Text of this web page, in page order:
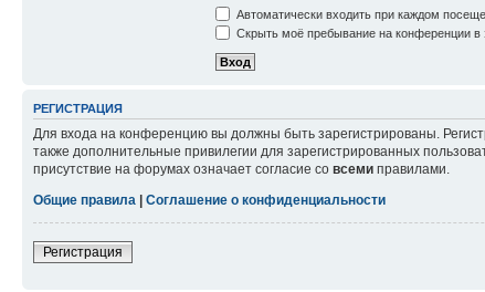
Автоматически входить при каждом
Скрыть моё пребывание на конференции в
РЕГИСТРАЦИЯ
Для входа на конференцию вы должны быть зарегистрированы.
также дополнительные привилегии для зарегистрированных
присутствие на форумах означает согласие со всеми правилами.
Общие правила
Соглашение о конфиденциальности
Регистрация